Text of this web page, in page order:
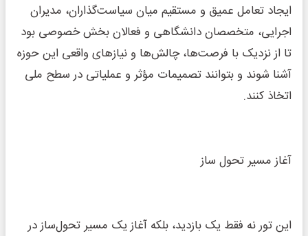
ایجاد تعامل عمیق و مستقیم میان سیاست‌گذاران، مدیران
اجرایی، متخصصان دانشگاهی و فعالان بخش خصوصی بود
تا از نزدیک با فرصت‌ها، چالش‌ها و نیازهای واقعی این حوزه
آشنا شوند و بتوانند تصمیمات مؤثر و عملیاتی در سطح ملی
اتخاذ کنند.
آغاز مسیر تحول ساز
این تور نه فقط یک بازدید، بلکه آغاز یک مسیر تحول‌ساز در